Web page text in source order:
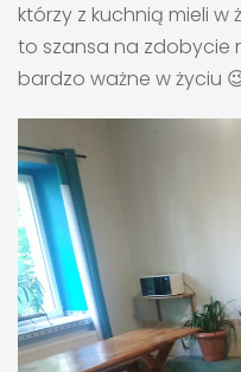
którzy z kuchnią mieli w
to szansa na zdobycie
bardzo ważne w życiu